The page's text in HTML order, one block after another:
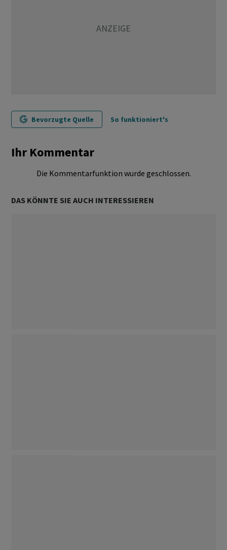
Bevorzugte Quelle So funktioniert's
Ihr Kommentar
Die Kommentarfunktion wurde geschlossen.
DAS KÖNNTE SIE AUCH INTERESSIEREN